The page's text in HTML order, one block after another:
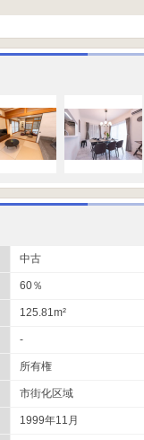
中古
60％
125.81m²
-
所有権
市街化区域
1999年11月